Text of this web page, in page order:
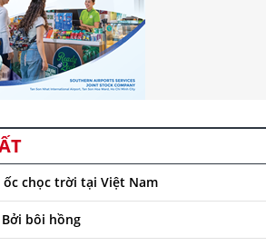
ốc chọc trời tại Việt Nam
bôi hồng